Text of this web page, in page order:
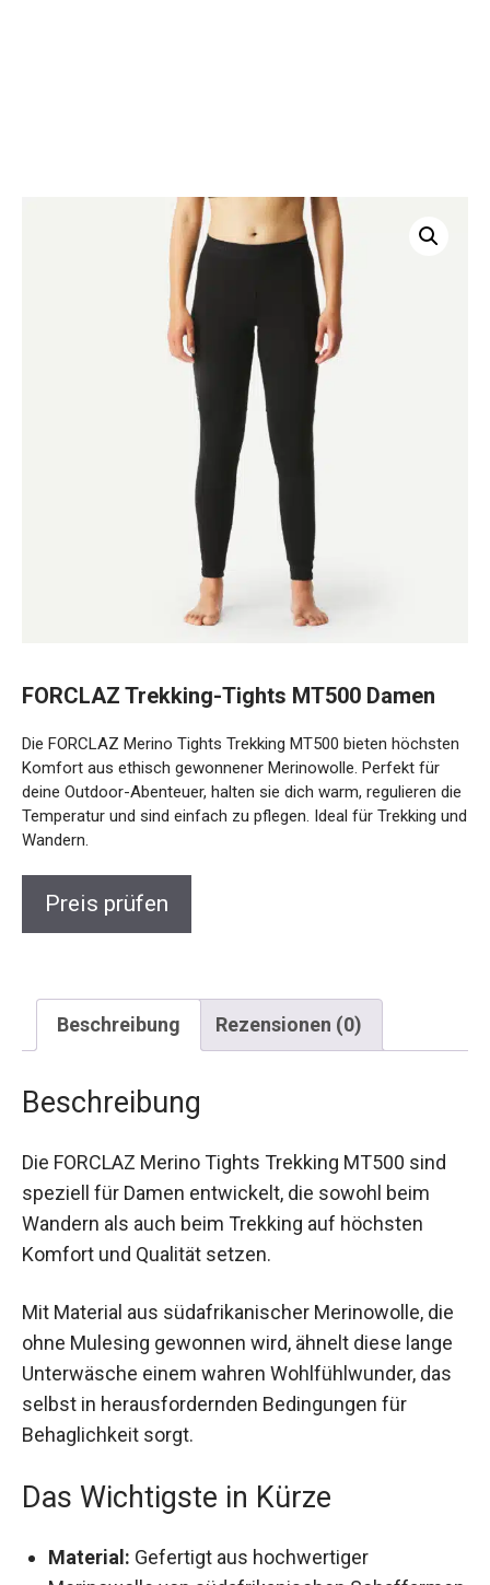
höchsten Komfort aus ethisch gewonnener Merinowolle.
Perfekt für deine Outdoor-Abenteuer, halten sie dich warm,
regulieren die Temperatur und sind einfach zu pflegen. Ideal
für Trekking und Wandern.
Beschreibung Rezensionen (0)
Beschreibung
speziell für Damen entwickelt, die sowohl beim
Wandern als auch beim Trekking auf höchsten
Komfort und Qualität setzen.
die ohne Mulesing gewonnen wird, ähnelt diese
lange Unterwäsche einem wahren
Wohlfühlwunder, das selbst in herausfordernden
Bedingungen für Behaglichkeit sorgt.
Das Wichtigste in Kürze
Merinowolle von südafrikanischen